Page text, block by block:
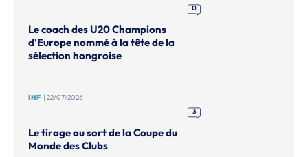
0
Le coach des U20 Champions
d'Europe nommé à la tête de la
sélection hongroise
IHF | 22/07/2026
3
Le tirage au sort de la Coupe du
Monde des Clubs